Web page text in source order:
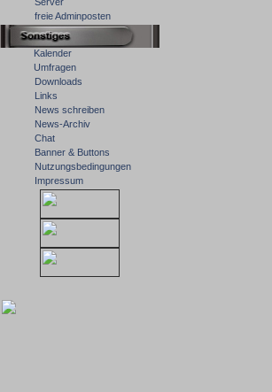
freie Adminposten
Kalender
Umfragen
Downloads
Links
News schreiben
News-Archiv
Chat
Banner & Buttons
Nutzungsbedingungen
Impressum